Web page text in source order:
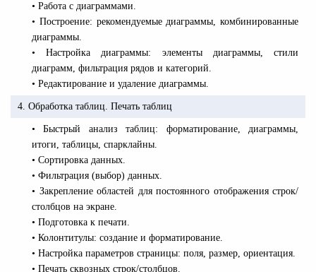
• Работа с диаграммами.
• Построение: рекомендуемые диаграммы, комбинированные
диаграммы.
• Настройка диаграммы: элементы диаграммы, стили
диаграмм, фильтрация рядов и категорий.
• Редактирование и удаление диаграммы.
4. Обработка таблиц. Печать таблиц
• Быстрый анализ таблиц: форматирование, диаграммы,
итоги, таблицы, спарклайны.
• Сортировка данных.
• Фильтрация (выбор) данных.
• Закрепление областей для постоянного отображения строк/
столбцов на экране.
• Подготовка к печати.
• Колонтитулы: создание и форматирование.
• Настройка параметров страницы: поля, размер, ориентация.
• Печать сквозных строк/столбцов.